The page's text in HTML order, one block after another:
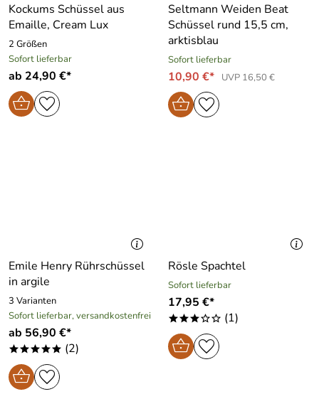
Kockums Schüssel aus
Emaille, Cream Lux
2 Größen
Sofort lieferbar
ab 24,90 €*
Seltmann Weiden Beat
Schüssel rund 15,5 cm,
arktisblau
Sofort lieferbar
10,90 €* UVP 16,50 €
Emile Henry Rührschüssel
in argile
3 Varianten
Sofort lieferbar, versandkostenfrei
ab 56,90 €*
***** (2)
Rösle Spachtel
Sofort lieferbar
17,95 €*
***oo (1)